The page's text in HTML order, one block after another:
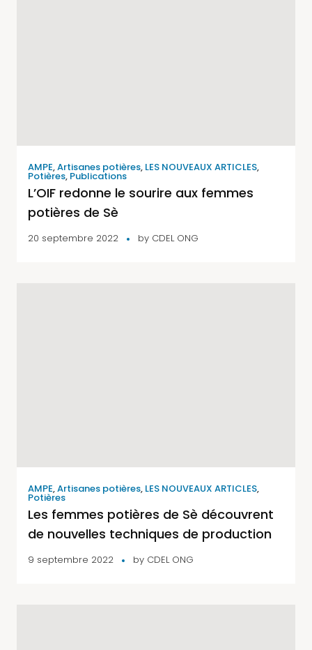
AMPE,Artisanes potières, LES NOUVEAUX ARTICLES,
Potières, Publications
L’OIF redonne le sourire aux femmes
potières de Sè
20 septembre 2022 by CDEL ONG
AMPE,Artisanes potières, LES NOUVEAUX ARTICLES,
Potières
Les femmes potières de Sè découvrent
de nouvelles techniques de production
9 septembre 2022 by CDEL ONG